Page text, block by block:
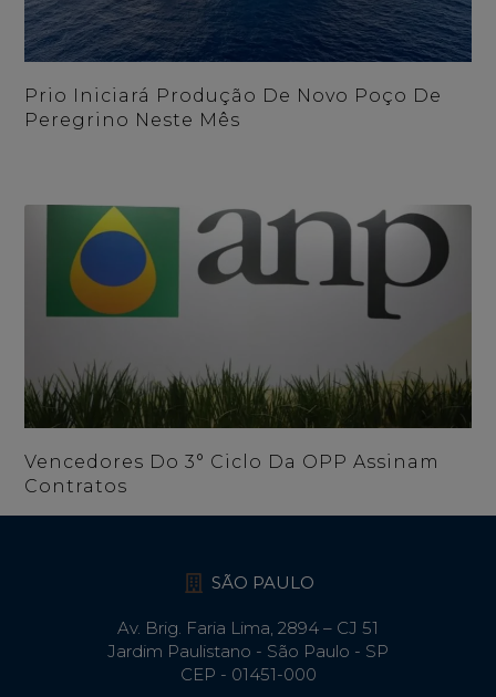
Prio Iniciará Produção De Novo Poço De
Peregrino Neste Mês
Vencedores Do 3° Ciclo Da OPP Assinam
Contratos
SÃO PAULO
Av. Brig. Faria Lima, 2894 – CJ 51
Jardim Paulistano - São Paulo - SP
CEP - 01451-000